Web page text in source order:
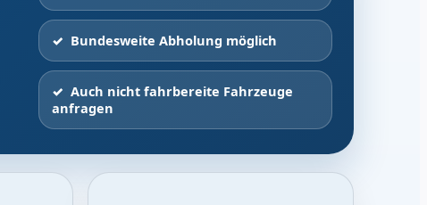
Bundesweite Abholung möglich
Auch nicht fahrbereite Fahrzeuge
anfragen